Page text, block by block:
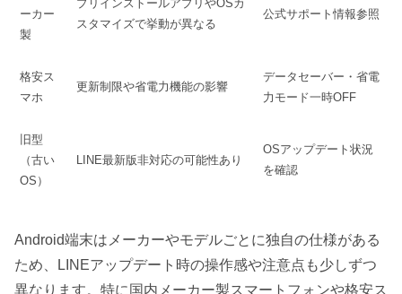
ーカー
製
プリインストールアプリやOSカ
スタマイズで挙動が異なる
公式サポート情報参照
格安ス
マホ
更新制限や省電力機能の影響
データセーバー・省電
力モード一時OFF
旧型
（古い
OS）
LINE最新版非対応の可能性あり
OSアップデート状況
を確認
Android端末はメーカーやモデルごとに独自の仕様がある
ため、LINEアップデート時の操作感や注意点も少しずつ
異なります。特に国内メーカー製スマートフォンや格安ス